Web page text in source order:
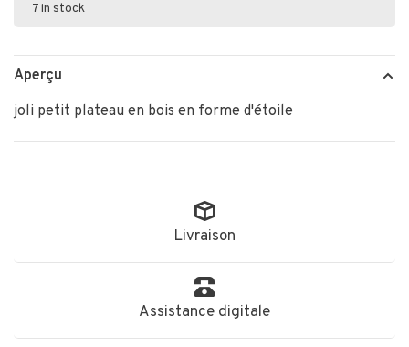
7 in stock
Aperçu
joli petit plateau en bois en forme d'étoile
Livraison
Assistance digitale